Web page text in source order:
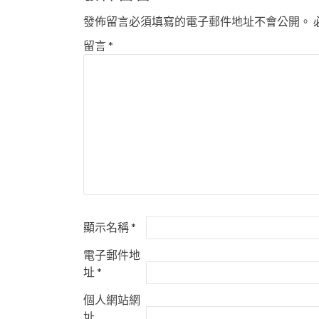
發佈留言必須填寫的電子郵件地址不會公開。
留言*
顯示名稱*
電子郵件地
址*
個人網站網